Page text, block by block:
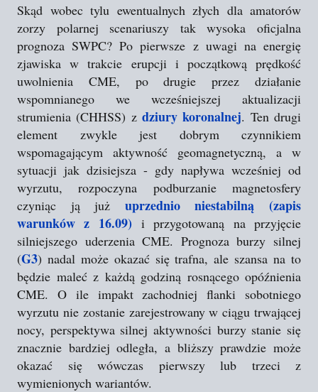
Skąd wobec tylu ewentualnych złych dla amatorów
zorzy polarnej scenariuszy tak wysoka oficjalna
prognoza SWPC? Po pierwsze z uwagi na energię
zjawiska w trakcie erupcji i początkową prędkość
uwolnienia CME, po drugie przez działanie
wspomnianego we wcześniejszej aktualizacji
strumienia (CHHSS) z dziury koronalnej. Ten drugi
element zwykle jest dobrym czynnikiem
wspomagającym aktywność geomagnetyczną, a w
sytuacji jak dzisiejsza - gdy napływa wcześniej od
wyrzutu, rozpoczyna podburzanie magnetosfery
czyniąc ją już uprzednio niestabilną (zapis
warunków z 16.09) i przygotowaną na przyjęcie
silniejszego uderzenia CME. Prognoza burzy silnej
(G3) nadal może okazać się trafna, ale szansa na to
będzie maleć z każdą godziną rosnącego opóźnienia
CME. O ile impakt zachodniej flanki sobotniego
wyrzutu nie zostanie zarejestrowany w ciągu trwającej
nocy, perspektywa silnej aktywności burzy stanie się
znacznie bardziej odległa, a bliższy prawdzie może
okazać się wówczas pierwszy lub trzeci z
wymienionych wariantów.